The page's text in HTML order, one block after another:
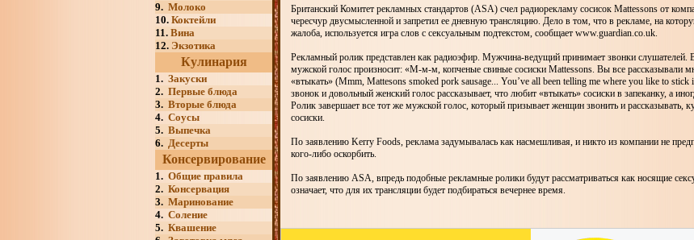
9. Молоко
10. Коктейли
11. Вина
12. Экзотика
Кулинария
1. Закуски
2. Первые блюда
3. Вторые блюда
4. Соусы
5. Выпечка
6. Десерты
Консервирование
1. Общие правила
2. Консервация
3. Маринование
4. Соление
5. Квашение
Британский Комитет рекламных стандартов (ASA) счел радиорекламу сосисок Mattessons от
чересчур двусмысленной и запретил ее дневную трансляцию. Дело в том, что в рекламе, на
жалоба, используется игра слов с сексуальным подтекстом, сообщает www.guardian.co.uk.
Рекламный ролик представлен как радиоэфир. Мужчина-ведущий принимает звонки слушателей.
мужской голос произносит: «М-м-м, копченые свиные сосиски Mattessons. Вы все рассказывали
«втыкать» (Mmm, Mattesons smoked pork sausage... You’ve all been telling me where you like to stick
звонок и довольный женский голос рассказывает, что любит «втыкать» сосиски в запеканку, а
Ролик завершает все тот же мужской голос, который призывает женщин звонить и рассказывать,
сосиски.
По заявлению Kerry Foods, реклама задумывалась как насмешливая, и никто из компании не
кого-либо оскорбить.
По заявлению ASA, впредь подобные рекламные ролики будут рассматриваться как носящие
означает, что для их трансляции будет подбираться вечернее время.